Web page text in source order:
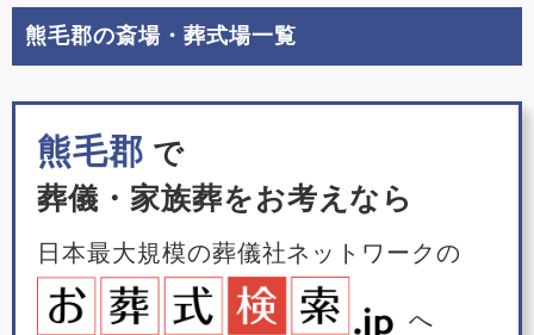
熊毛郡の斎場・葬式場一覧
熊毛郡 で
葬儀・家族葬をお考えなら
日本最大規模の葬儀社ネットワークの
へ